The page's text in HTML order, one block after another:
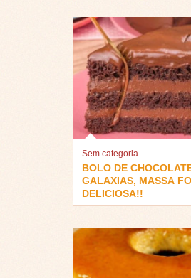
Sem categoria
BOLO DE
GALAXIAS, MASSA
DELICIOSA!!